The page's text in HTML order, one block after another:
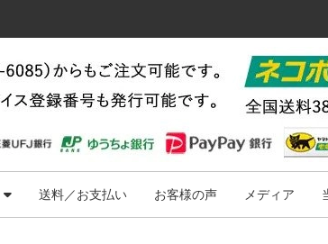
送料／お支払い お客様の声 メディア